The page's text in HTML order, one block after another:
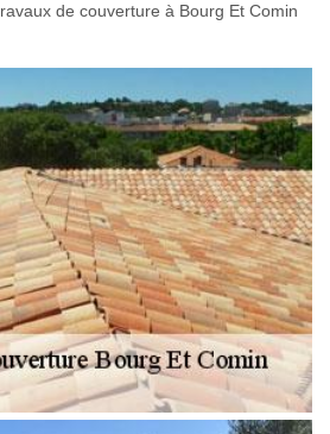
de couverture à Bourg Et Comin